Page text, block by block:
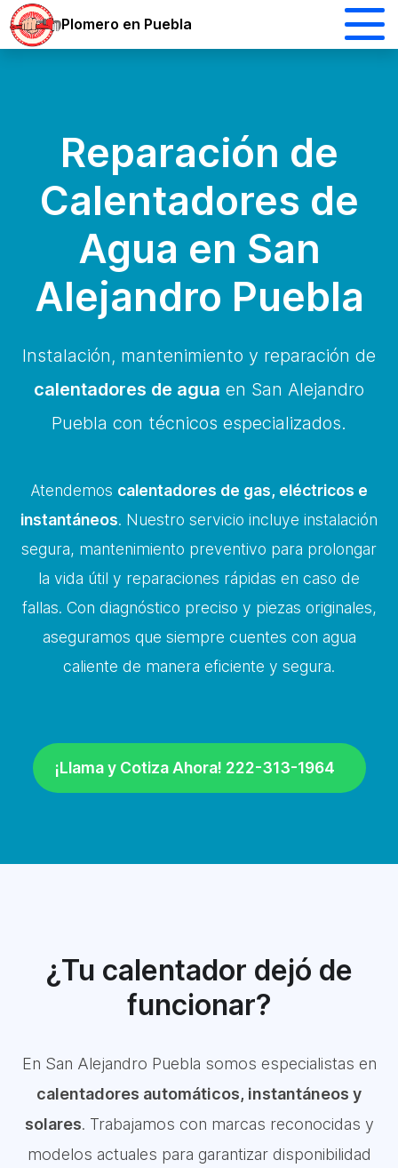
Plomero en Puebla
Reparación de
Calentadores de
Agua en San
Alejandro Puebla
Instalación, mantenimiento y reparación de
calentadores de agua en San Alejandro
Puebla con técnicos especializados.
Atendemos calentadores de gas, eléctricos e
instantáneos. Nuestro servicio incluye instalación
segura, mantenimiento preventivo para prolongar
la vida útil y reparaciones rápidas en caso de
fallas. Con diagnóstico preciso y piezas originales,
aseguramos que siempre cuentes con agua
caliente de manera eficiente y segura.
¡Llama y Cotiza Ahora! 222-313-1964
¿Tu calentador dejó de
funcionar?
En San Alejandro Puebla somos especialistas en
calentadores automáticos, instantáneos y
solares. Trabajamos con marcas reconocidas y
modelos actuales para garantizar disponibilidad